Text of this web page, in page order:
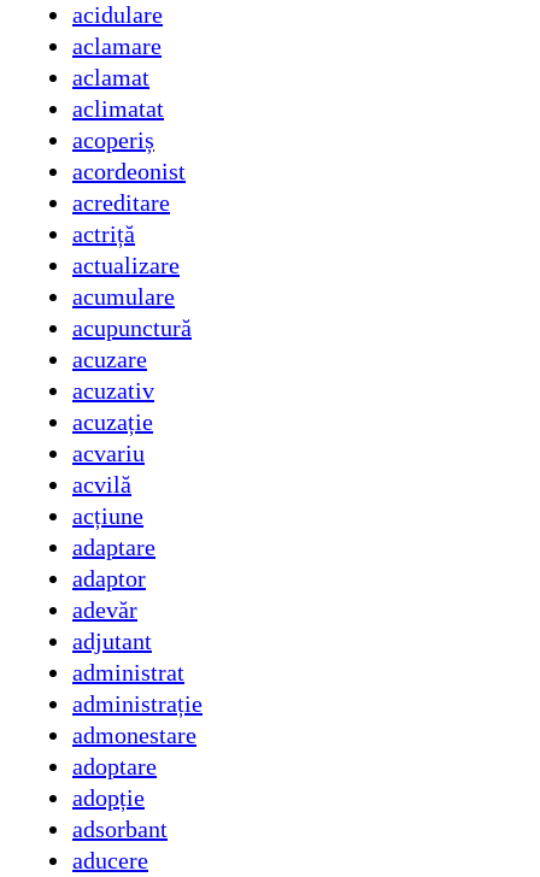
acidulare
aclamare
aclamat
aclimatat
acoperiș
acordeonist
acreditare
actriță
actualizare
acumulare
acupunctură
acuzare
acuzativ
acuzație
acvariu
acvilă
acțiune
adaptare
adaptor
adevăr
adjutant
administrat
administrație
admonestare
adoptare
adopție
adsorbant
aducere